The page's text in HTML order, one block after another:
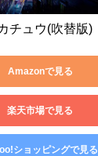
チュウ(吹替版)
Amazonで見る
楽天市場で見る
ショッピングで見る